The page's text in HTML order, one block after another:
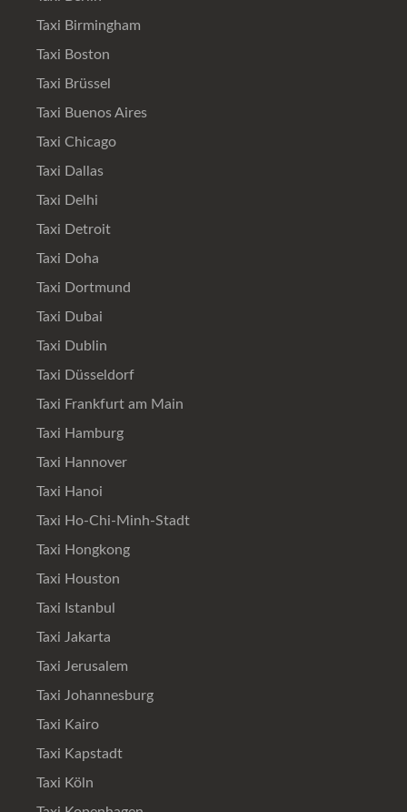
Taxi Birmingham
Taxi Boston
Taxi Brüssel
Taxi Buenos Aires
Taxi Chicago
Taxi Dallas
Taxi Delhi
Taxi Detroit
Taxi Doha
Taxi Dortmund
Taxi Dubai
Taxi Dublin
Taxi Düsseldorf
Taxi Frankfurt am Main
Taxi Hamburg
Taxi Hannover
Taxi Hanoi
Taxi Ho-Chi-Minh-Stadt
Taxi Hongkong
Taxi Houston
Taxi Istanbul
Taxi Jakarta
Taxi Jerusalem
Taxi Johannesburg
Taxi Kairo
Taxi Kapstadt
Taxi Köln